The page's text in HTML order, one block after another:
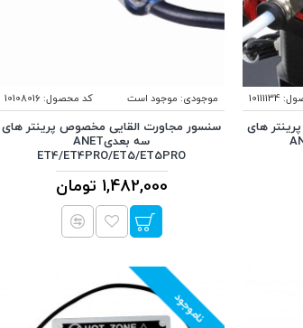
10111134
های
موجودی: موجود است کد محصول: 10108016
سنسور مجاورت القایی مخصوص پرینتر های
سه بعدیANET
ET4/ET4PRO/ET5/ET5PRO
1,482,000 تومان
ناموجود